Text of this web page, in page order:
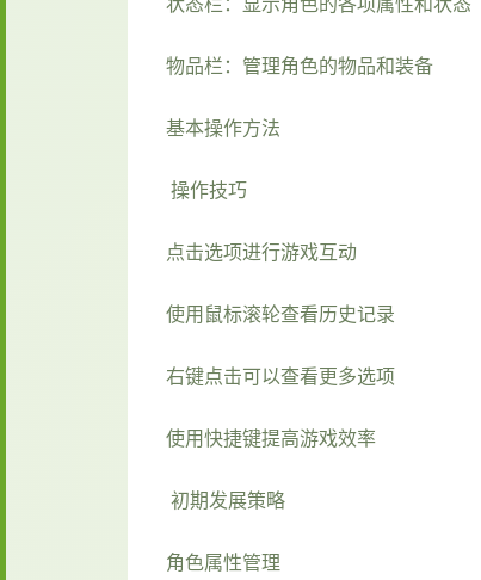
物品栏：管理角色的物品和装备
基本操作方法
操作技巧
点击选项进行游戏互动
使用鼠标滚轮查看历史记录
右键点击可以查看更多选项
使用快捷键提高游戏效率
初期发展策略
角色属性管理